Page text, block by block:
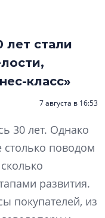
лет стали
класс»
7 августа в 16:53
30 лет. Однако
поводом
развития.
покупателей, из